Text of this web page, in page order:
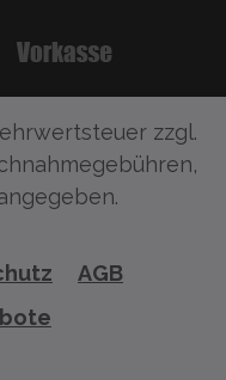
zzgl.
AGB